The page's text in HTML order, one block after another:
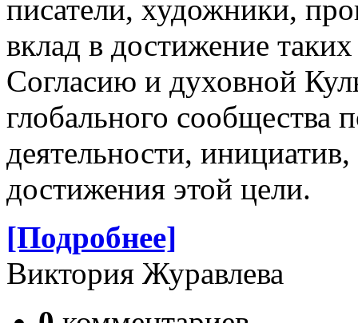
писатели, художники,
вклад в достижение
Согласию и духовной
глобального сообщества
деятельности,
достижения этой цели.
[Подробнее]
Виктория Журавлева